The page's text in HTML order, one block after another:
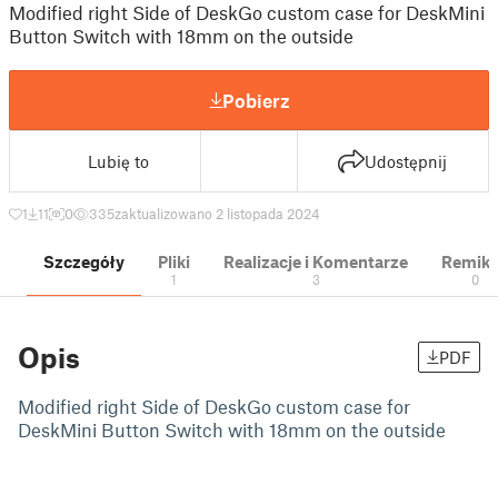
Modified right Side of DeskGo custom case for DeskMini
Button Switch with 18mm on the outside
Pobierz
Lubię to Udostępnij
1 11 0 335zaktualizowano 2 listopada 2024
Szczegóły Pliki
1
Realizacje i Komentarze
3 0
Opis PDF
Modified right Side of DeskGo custom case for
DeskMini Button Switch with 18mm on the outside